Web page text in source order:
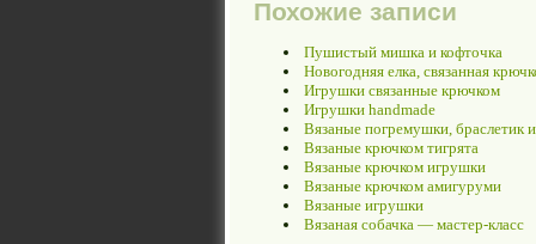
Похожие записи
Пушистый мишка и кофточка
Новогодняя елка, связанная
Игрушки связанные крючком
Игрушки handmade
Вязаные погремушки, браслетик
Вязаные крючком тигрята
Вязаные крючком игрушки
Вязаные крючком амигуруми
Вязаные игрушки
Вязаная собачка — мастер-класс